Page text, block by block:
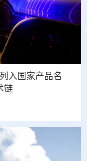
入国家产品名
链